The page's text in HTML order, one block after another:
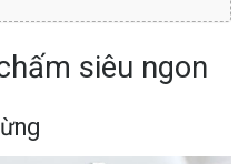
siêu ngon